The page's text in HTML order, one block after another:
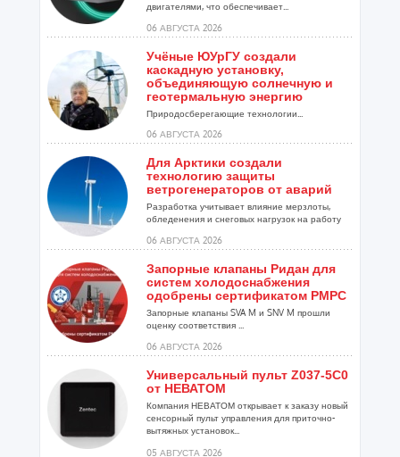
двигателями, что обеспечивает...
06 АВГУСТА 2026
Учёные ЮУрГУ создали
каскадную установку,
объединяющую солнечную и
геотермальную энергию
Природосберегающие технологии...
06 АВГУСТА 2026
Для Арктики создали
технологию защиты
ветрогенераторов от аварий
Разработка учитывает влияние мерзлоты,
обледенения и снеговых нагрузок на работу
06 АВГУСТА 2026
Запорные клапаны Ридан для
систем холодоснабжения
одобрены сертификатом РМРС
Запорные клапаны SVA M и SNV M прошли
оценку соответствия ...
06 АВГУСТА 2026
Универсальный пульт Z037-5C0
от НЕВАТОМ
Компания НЕВАТОМ открывает к заказу новый
сенсорный пульт управления для приточно-
вытяжных установок...
05 АВГУСТА 2026